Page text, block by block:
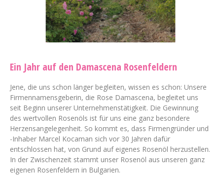
Ein Jahr auf den Damascena Rosenfeldern
Jene, die uns schon länger begleiten, wissen es schon: Unsere
Firmennamensgeberin, die Rose Damascena, begleitet uns
seit Beginn unserer Unternehmenstätigkeit. Die Gewinnung
des wertvollen Rosenöls ist für uns eine ganz besondere
Herzensangelegenheit. So kommt es, dass Firmengründer und
-Inhaber Marcel Kocaman sich vor 30 Jahren dafür
entschlossen hat, von Grund auf eigenes Rosenöl herzustellen.
In der Zwischenzeit stammt unser Rosenöl aus unseren ganz
eigenen Rosenfeldern in Bulgarien.